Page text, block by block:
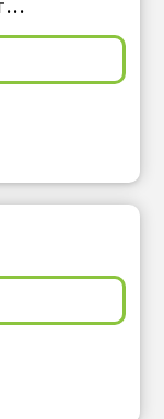
Horno Semi Continuo de Cocción TF i3000 Autovent